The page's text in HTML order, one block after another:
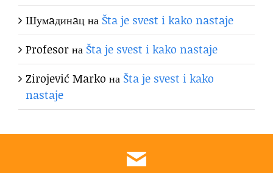
Шумaдинaцна Šta je svest i kako nastaje
Profesorна Šta je svest i kako nastaje
Zirojević Marko на Šta je svest i kako
nastaje